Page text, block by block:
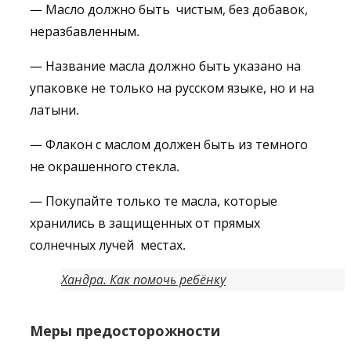
— Масло должно быть чистым, без добавок,
неразбавленным.
— Название масла должно быть указано на
упаковке не только на русском языке, но и на
латыни.
— Флакон с маслом должен быть из темного
не окрашенного стекла.
— Покупайте только те масла, которые
хранились в защищенных от прямых
солнечных лучей местах.
Хандра. Как помочь ребёнку
Меры предосторожности